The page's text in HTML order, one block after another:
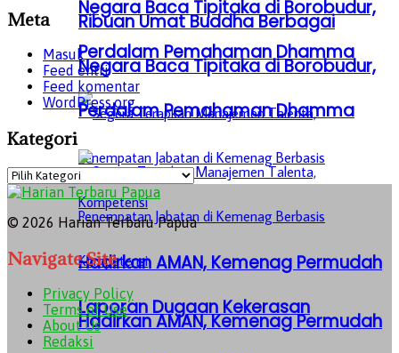
Negara Baca Tipitaka di Borobudur,
Perdalam Pemahaman Dhamma
Hadirkan AMAN, Kemenag Permudah
Laporan Dugaan Kekerasan
Ribuan Umat Buddha Berbagai
Negara Baca Tipitaka di Borobudur,
Perdalam Pemahaman Dhamma
Hadirkan AMAN, Kemenag Permudah
Meta
Masuk
Feed entri
Feed komentar
WordPress.org
Kategori
Kategori
© 2026 Harian Terbaru Papua
Navigate Site
Privacy Policy
Terms of Use
About Us
Redaksi